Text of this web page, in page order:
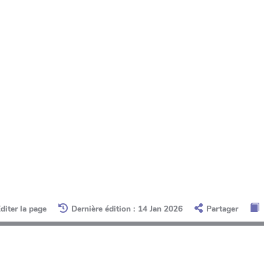
la page Dernière édition : 14 Jan 2026 Partager